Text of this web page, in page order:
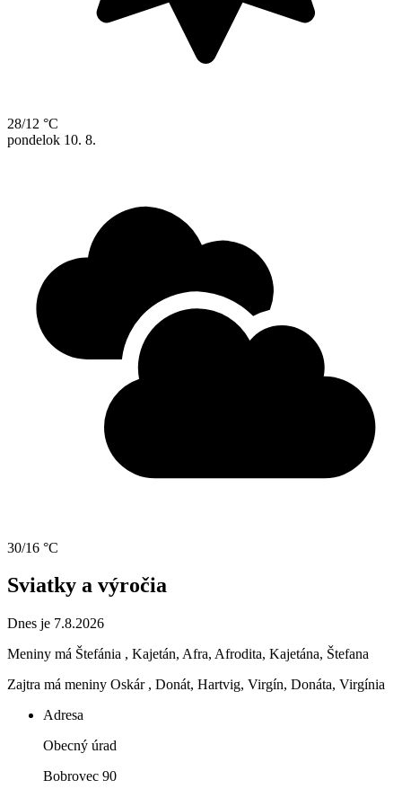
28/12 °C
pondelok 10. 8.
30/16 °C
Sviatky a výročia
Dnes je 7.8.2026
Meniny má Štefánia , Kajetán, Afra, Afrodita, Kajetána, Štefana
Zajtra má meniny Oskár , Donát, Hartvig, Virgín, Donáta, Virgínia
Adresa
Obecný úrad
Bobrovec 90